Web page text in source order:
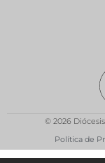
© 2026
Política de